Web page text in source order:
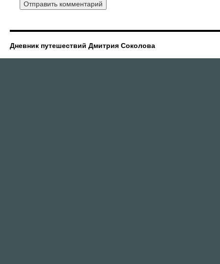
Дневник путешествий Дмитрия Соколова